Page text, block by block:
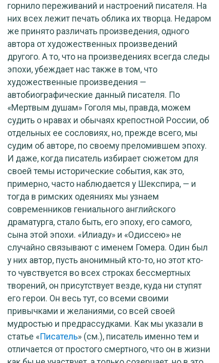
горнило переживаний и настроений писателя. На
них всех лежит печать облика их творца. Недаром
же принято различать произведения, одного
автора от художественных произведений
другого. А то, что на произведениях всегда следы
эпохи, убеждает нас также в том, что
художественные произведения —
автобиографические данный писателя. По
«Мертвым душам» Гоголя мы, правда, можем
судить о нравах и обычаях крепостной России, об
отдельных ее сословиях, но, прежде всего, мы
судим об авторе, по своему преломившем эпоху.
И даже, когда писатель избирает сюжетом для
своей темы исторические события, как это,
примерно, часто наблюдается у Шекспира, — и
тогда в римских одеяниях мы узнаем
современников гениального английского
драматурга, стало быть, его эпоху, его самого,
сына этой эпохи. «Илиаду» и «Одиссею» не
случайно связывают с именем Гомера. Один был
у них автор, пусть анонимный кто-то, но этот кто-
то чувствуется во всех строках бессмертных
творений, он присутствует везде, куда ни ступят
его герои. Он весь тут, со всеми своими
привычками и желаниями, со всей своей
мудростью и предрассудками. Как мы указали в
статье «Писатель» (см.), писатель именно тем и
отличается от простого смертного, что он в жизни